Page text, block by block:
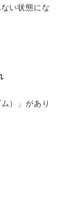
い状態にな
）」があり